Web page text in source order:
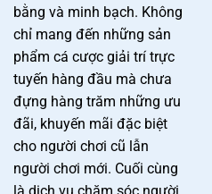
bằng và minh bạch. Không
chỉ mang đến những sản
phẩm cá cược giải trí trực
tuyến hàng đầu mà chưa
đựng hàng trăm những ưu
đãi, khuyến mãi đặc biệt
cho người chơi cũ lẫn
người chơi mới. Cuối cùng